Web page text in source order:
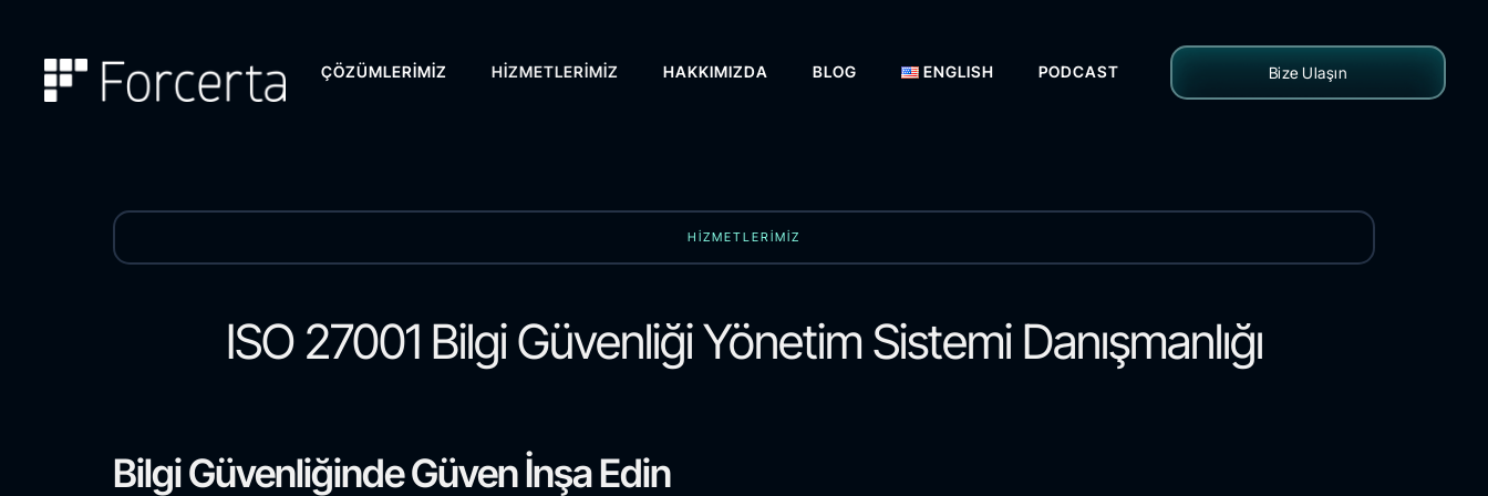
ÇÖZÜMLERIMIZ HIZMETLERIMIZ HAKKIMIZDA BLOG ENGLISH PODCAST Bize Ulaşın
HİZMETLERİMİZ
ISO 27001 Bilgi Güvenliği Yönetim Sistemi Danışmanlığı
Bilgi Güvenliğinde Güven İnşa Edin